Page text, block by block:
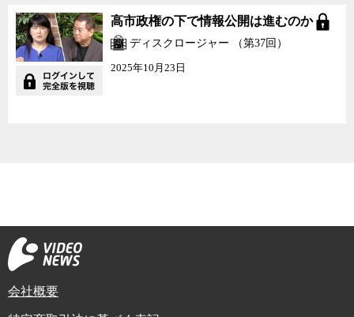
高市政権の下で情報公開は進むのか
ディスクロージャー （第37回）
2025年10月23日
会社概要